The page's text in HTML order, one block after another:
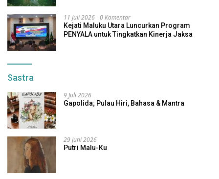
11 Juli 2026 0 Komentar
Kejati Maluku Utara Luncurkan Program
PENYALA untuk Tingkatkan Kinerja Jaksa
Sastra
9 Juli 2026
Gapolida; Pulau Hiri, Bahasa & Mantra
29 Juni 2026
Putri Malu-Ku